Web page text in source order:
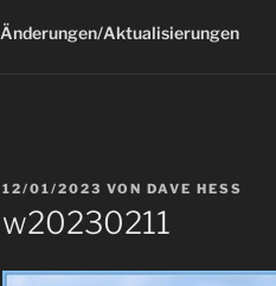
Änderungen/Aktualisierungen
VERÖFFENTLICHT
12/01/2023 VON DAVE HESS
w20230211